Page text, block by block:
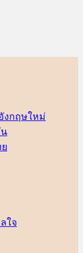
งกฤษ
ใจ